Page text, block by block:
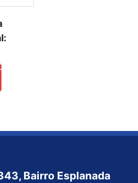
Bairro Esplanada